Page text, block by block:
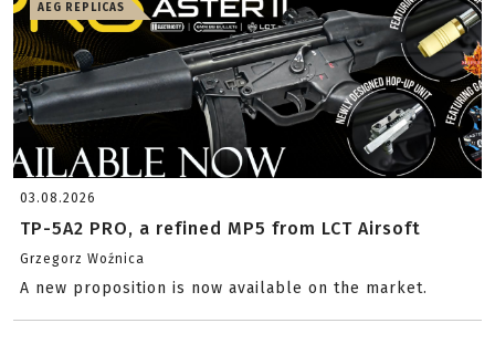
AEG REPLICAS
03.08.2026
TP-5A2 PRO, a refined MP5 from LCT Airsoft
Grzegorz Woźnica
A new proposition is now available on the market.